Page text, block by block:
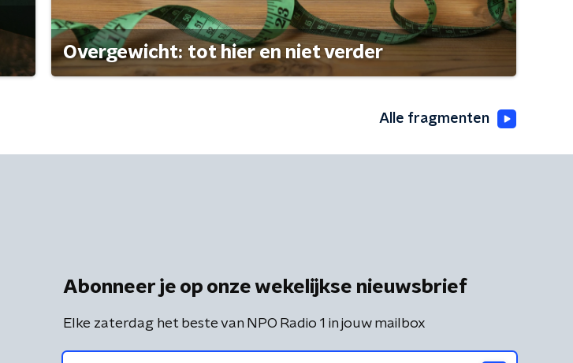
Overgewicht: tot hier en niet verder
Alle fragmenten
Abonneer je op onze wekelijkse nieuwsbrief
Elke zaterdag het beste van NPO Radio 1 in jouw mailbox